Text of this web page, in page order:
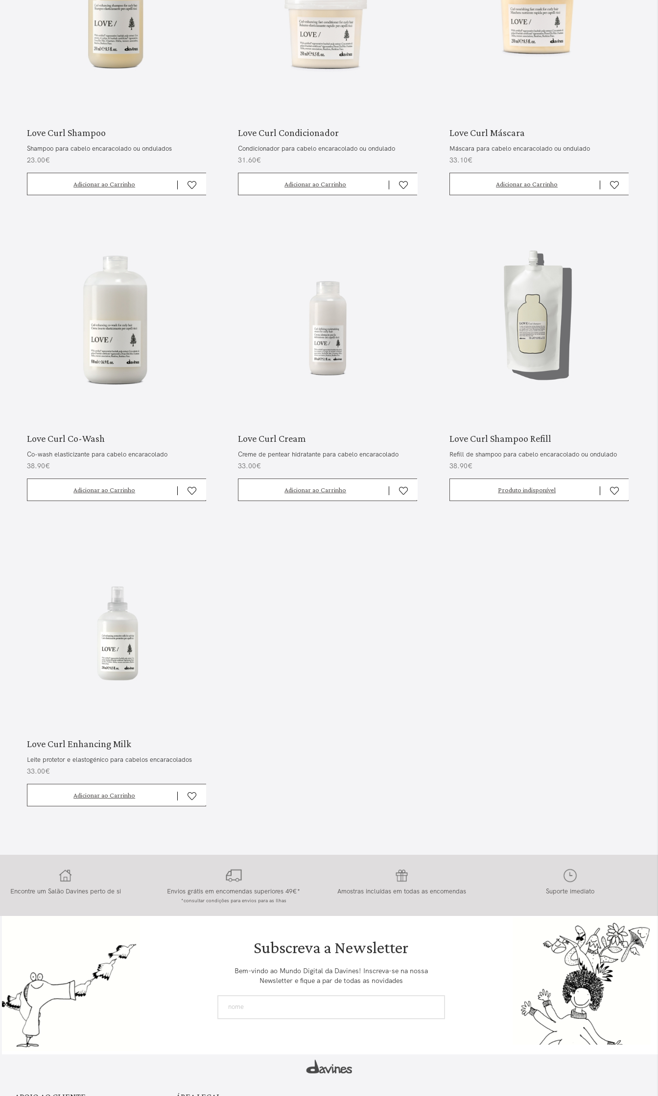
Love Curl Shampoo
Shampoo para cabelo encaracolado ou ondulados
23.00€
Adicionar ao Carrinho
Love Curl Condicionador
Condicionador para cabelo encaracolado ou ondulado
31.60€
Adicionar ao Carrinho
Love Curl Máscara
Máscara para cabelo encaracolado ou ondulado
33.10€
Adicionar ao Carrinho
Love Curl Co-Wash
Co-wash elasticizante para cabelo encaracolado
38.90€
Adicionar ao Carrinho
Love Curl Cream
Creme de pentear hidratante para cabelo encaracolado
33.00€
Adicionar ao Carrinho
Love Curl Shampoo Refill
Refill de shampoo para cabelo encaracolado ou ondulado
38.90€
Produto indisponível
Love Curl Enhancing Milk
Leite protetor e elastogénico para cabelos encaracolados
33.00€
Adicionar ao Carrinho
Encontre um Salão Davines perto de si Envios grátis em encomendas superiores 49€*
*consultar condições para envios para as Ilhas
Amostras incluídas em todas as encomendas Suporte imediato
Subscreva a Newsletter
Bem-vindo ao Mundo Digital da Davines! Inscreva-se na nossa
Newsletter e fique a par de todas as novidades